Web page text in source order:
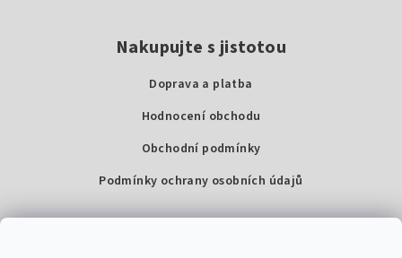
Nakupujte s jistotou
Doprava a platba
Hodnocení obchodu
Obchodní podmínky
Podmínky ochrany osobních údajů